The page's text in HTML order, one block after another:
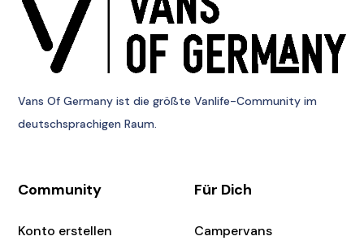
Vans Of Germany ist die größte Vanlife-Community im
deutschsprachigen Raum.
Community
Konto erstellen
Für Dich
Campervans